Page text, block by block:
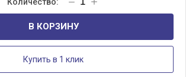
В КОРЗИНУ
Купить в 1 клик